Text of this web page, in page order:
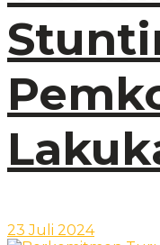
23 Juli 2024